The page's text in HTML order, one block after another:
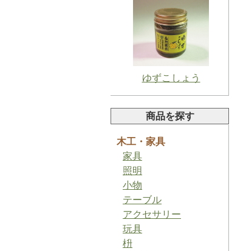
ゆずこしょう
商品を探す
木工・家具
家具
照明
小物
テーブル
アクセサリー
玩具
枡